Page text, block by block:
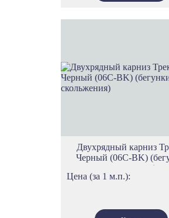
Двухрядный карниз
Черный (06С-BK)
скольжения)
Цена (за 1 м.п.):